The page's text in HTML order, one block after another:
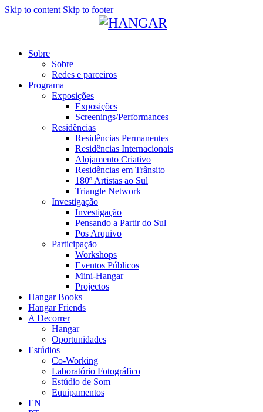
Skip to content Skip to footer
Sobre
Sobre
Redes e parceiros
Programa
Exposições
Exposições
Screenings/Performances
Residências
Residências Permanentes
Residências Internacionais
Alojamento Criativo
Residências em Trânsito
180º Artistas ao Sul
Triangle Network
Investigação
Investigação
Pensando a Partir do Sul
Pos Arquivo
Participação
Workshops
Eventos Públicos
Mini-Hangar
Projectos
Hangar Books
Hangar Friends
A Decorrer
Hangar
Oportunidades
Estúdios
Co-Working
Laboratório Fotográfico
Estúdio de Som
Equipamentos
EN